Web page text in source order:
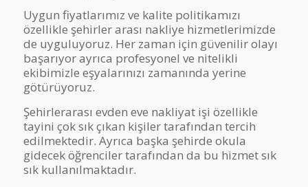
Uygun fiyatlarımız ve kalite politikamızı
özellikle şehirler arası nakliye hizmetlerimizde
de uyguluyoruz. Her zaman için güvenilir olayı
başarıyor ayrıca profesyonel ve nitelikli
ekibimizle eşyalarınızı zamanında yerine
götürüyoruz.
Şehirlerarası evden eve nakliyat işi özellikle
tayini çok sık çıkan kişiler tarafından tercih
edilmektedir. Ayrıca başka şehirde okula
gidecek öğrenciler tarafından da bu hizmet sık
sık kullanılmaktadır.